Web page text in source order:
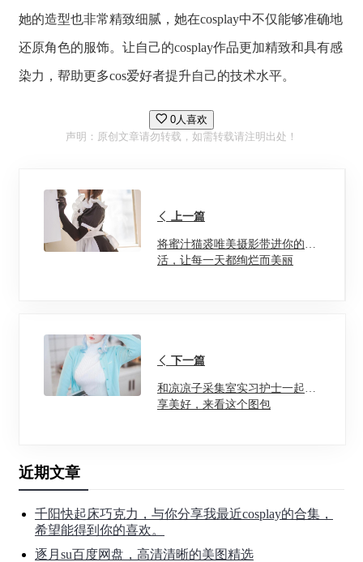
她的造型也非常精致细腻，她在cosplay中不仅能够准确地
还原角色的服饰。让自己的cosplay作品更加精致和具有感
染力，帮助更多cos爱好者提升自己的技术水平。
0人喜欢
声明：原创文章请勿转载，如需转载请注明出处！
上一篇
将蜜汁猫裘唯美摄影带进你的生
活，让每一天都绚烂而美丽
下一篇
和凉凉子采集室实习护士一起分
享美好，来看这个图包
近期文章
千阳快起床巧克力，与你分享我最近cosplay的合集，
希望能得到你的喜欢。
逐月su百度网盘，高清清晰的美图精选